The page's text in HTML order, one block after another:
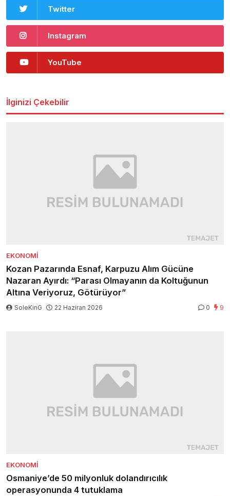
Twitter
Instagram
YouTube
İlginizi Çekebilir
EKONOMI
Kozan Pazarında Esnaf, Karpuzu Alım Gücüne
Nazaran Ayırdı: “Parası Olmayanın da Koltuğunun
Altına Veriyoruz, Götürüyor”
SoleKinG 22 Haziran 2026 0 9
EKONOMI
Osmaniye’de 50 milyonluk dolandırıcılık
operasyonunda 4 tutuklama